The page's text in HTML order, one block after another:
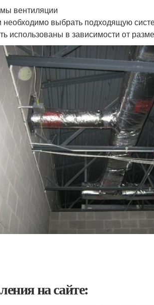
вентиляции
выбрать подходящую
использованы в зависимости от
на сайте: